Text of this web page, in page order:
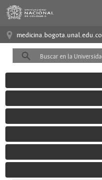
medicina.bogota.unal.edu.co